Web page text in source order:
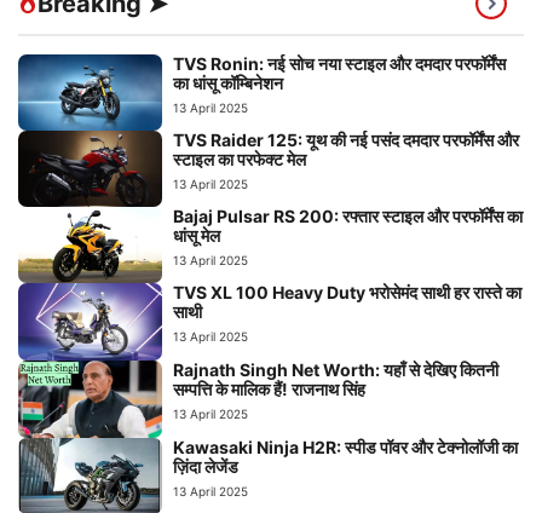
TVS Ronin: नई सोच नया स्टाइल और दमदार परफॉर्मेंस
का धांसू कॉम्बिनेशन
13 April 2025
TVS Raider 125: यूथ की नई पसंद दमदार परफॉर्मेंस और
स्टाइल का परफेक्ट मेल
13 April 2025
Bajaj Pulsar RS 200: रफ्तार स्टाइल और परफॉर्मेंस का
धांसू मेल
13 April 2025
TVS XL 100 Heavy Duty भरोसेमंद साथी हर रास्ते का
साथी
13 April 2025
Rajnath Singh Net Worth: यहाँ से देखिए कितनी
सम्पत्ति के मालिक हैं! राजनाथ सिंह
13 April 2025
Kawasaki Ninja H2R: स्पीड पॉवर और टेक्नोलॉजी का
ज़िंदा लेजेंड
13 April 2025